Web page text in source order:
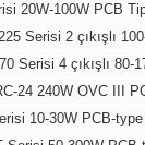
20W-100WPCB Tip
Serisi 2 çıkışlı
Serisi 4 çıkışlı 80-
24 240W OVC III
10-30W PCB-